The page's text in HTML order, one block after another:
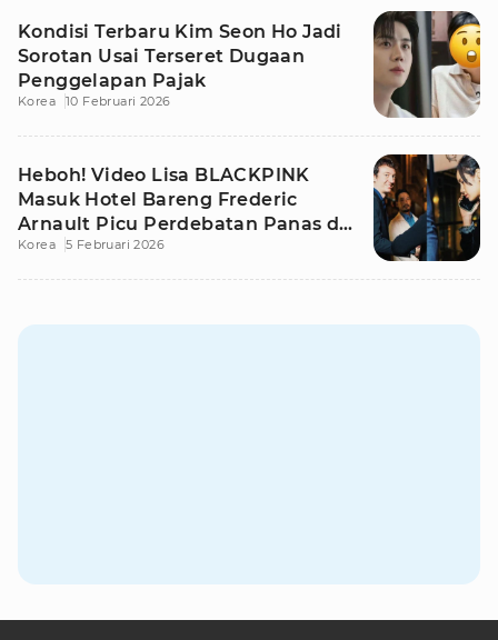
Kondisi Terbaru Kim Seon Ho Jadi
Sorotan Usai Terseret Dugaan
Penggelapan Pajak
Korea 10 Februari 2026
Heboh! Video Lisa BLACKPINK
Masuk Hotel Bareng Frederic
Arnault Picu Perdebatan Panas di
Medsos
Korea 5 Februari 2026